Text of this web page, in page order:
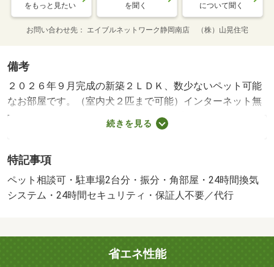
をもっと見たい を聞く について聞く
お問い合わせ先 エイブルネットワーク静岡南店 （株）山晃住宅
備考
２０２６年９月完成の新築２ＬＤＫ、数少ないペット可能
なお部屋です。（室内犬２匹まで可能）インターネット無
料、キッチンは人気のカウンタータイプ、３口コンログリ
ル付きで快適にお料理が楽しめます。追い焚き・浴室乾
ーズクロークと収納豊富。スーパー・ドラッグストア近く
買い物便利エイブルネットワーク静岡南店は、駿河区を中
心に、葵区・清水区又焼津・藤枝市と多数取り扱いをして
りますので、お車でも、電車でもお気軽にお立ち寄りくだ
さい。静岡南店のスタッフは社歴が長く物件を熟知してい
続きを見る
特記事項
ペット相談可・駐車場2台分・振分・角部屋・24時間換気
システム・24時間セキュリティ・保証人不要／代行
省エネ性能